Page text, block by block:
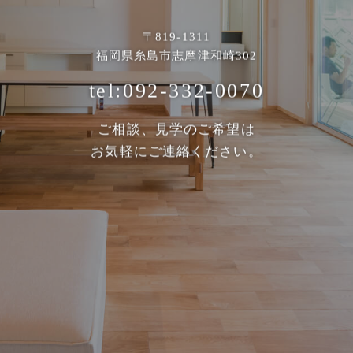
〒819-1311
福岡県糸島市志摩津和崎302
tel:092-332-0070
ご相談、見学のご希望は
お気軽にご連絡ください。